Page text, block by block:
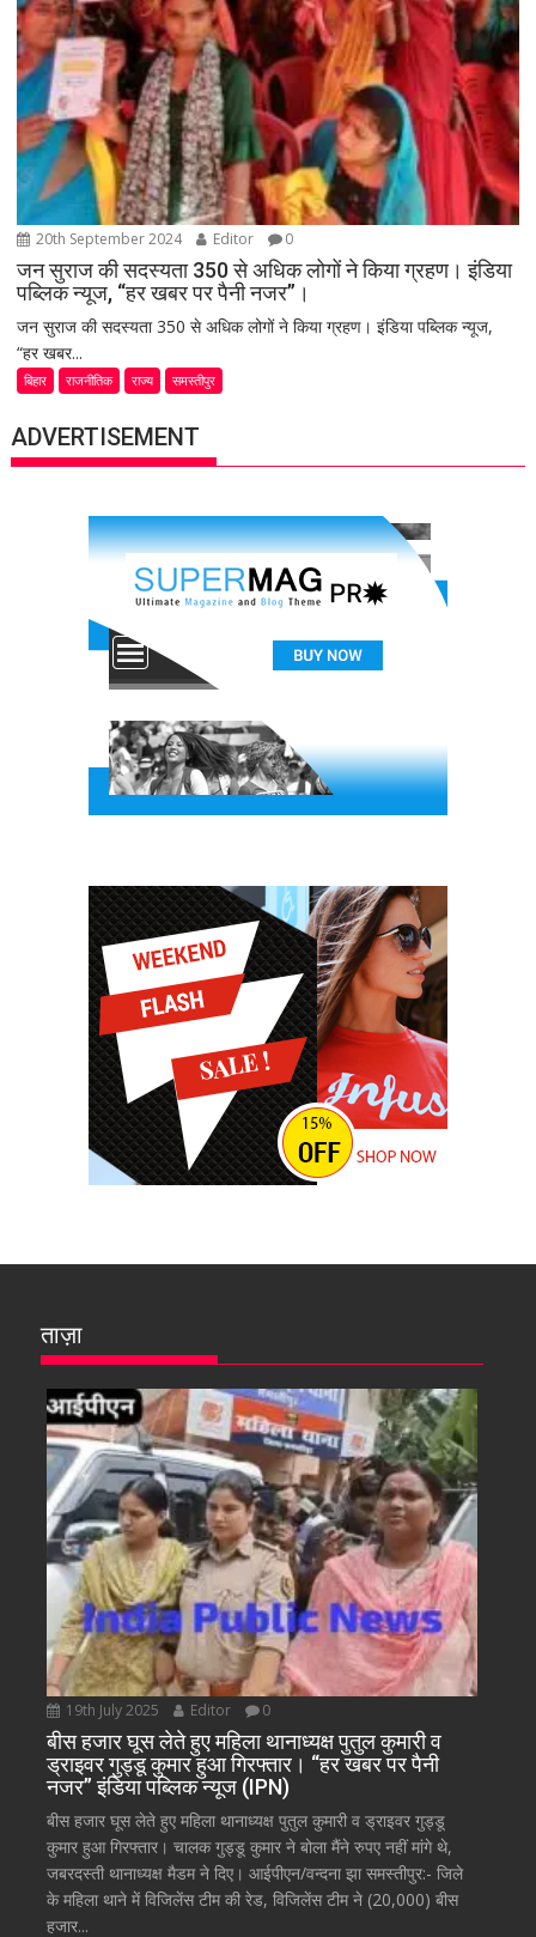
20th September 2024 Editor 0
जन सुराज की सदस्यता 350 से अधिक लोगों ने किया ग्रहण। इंडिया
पब्लिक न्यूज, “हर खबर पर पैनी नजर”।
जन सुराज की सदस्यता 350 से अधिक लोगों ने किया ग्रहण। इंडिया पब्लिक न्यूज,
“हर खबर...
बिहार राजनीतिक राज्य समस्तीपुर
ADVERTISEMENT
ताज़ा
19th July 2025 Editor 0
बीस हजार घूस लेते हुए महिला थानाध्यक्ष पुतुल कुमारी व
ड्राइवर गुड्डू कुमार हुआ गिरफ्तार। “हर खबर पर पैनी
नजर” इंडिया पब्लिक न्यूज (IPN)
बीस हजार घूस लेते हुए महिला थानाध्यक्ष पुतुल कुमारी व ड्राइवर गुड्डू
कुमार हुआ गिरफ्तार। चालक गुड्डू कुमार ने बोला मैंने रुपए नहीं मांगे थे,
जबरदस्ती थानाध्यक्ष मैडम ने दिए। आईपीएन/वन्दना झा समस्तीपुर:- जिले
के महिला थाने में विजिलेंस टीम की रेड, विजिलेंस टीम ने (20,000) बीस
हजार...